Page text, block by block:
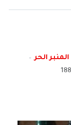
المنبر الحر